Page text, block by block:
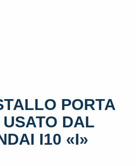
PORTA
USATO DAL
I10 «I»